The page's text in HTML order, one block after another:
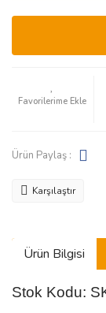
Ürün Paylaş :
Karşılaştır
Ürün Bilgisi
Stok Kodu: